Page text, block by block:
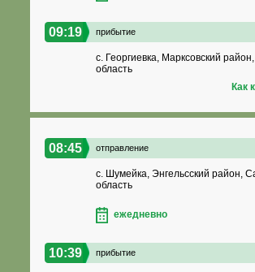
09:19 прибытие
с. Георгиевка, Марксовский
область
Как
08:45 отправление
с. Шумейка, Энгельсский район,
область
ежедневно
10:39 прибытие